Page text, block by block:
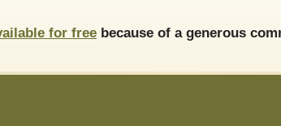
for free because of a generous